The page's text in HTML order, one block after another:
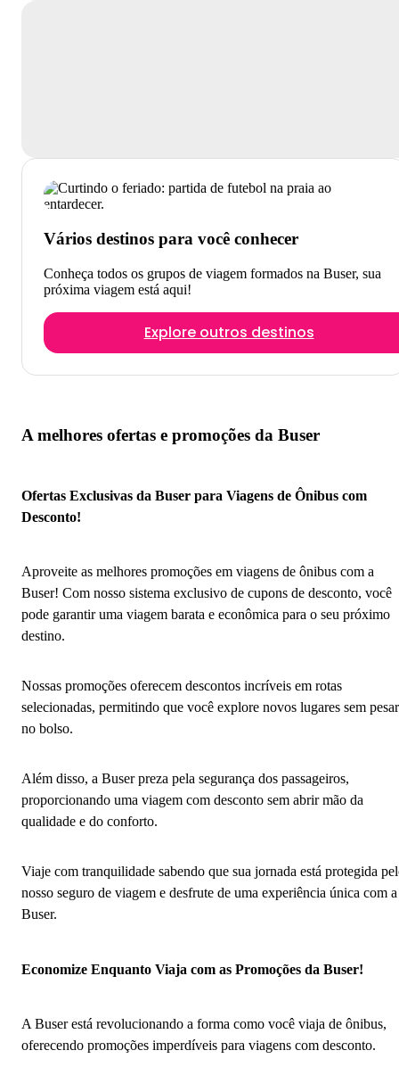
Vários destinos para você conhecer
Conheça todos os grupos de viagem formados na Buser, sua
próxima viagem está aqui!
Explore outros destinos
A melhores ofertas e promoções da Buser
Ofertas Exclusivas da Buser para Viagens de Ônibus com
Desconto!
Aproveite as melhores promoções em viagens de ônibus com a
Buser! Com nosso sistema exclusivo de cupons de desconto, você
pode garantir uma viagem barata e econômica para o seu próximo
destino.
Nossas promoções oferecem descontos incríveis em rotas
selecionadas, permitindo que você explore novos lugares sem pesar
no bolso.
Além disso, a Buser preza pela segurança dos passageiros,
proporcionando uma viagem com desconto sem abrir mão da
qualidade e do conforto.
Viaje com tranquilidade sabendo que sua jornada está protegida
nosso seguro de viagem e desfrute de uma experiência única com a
Buser.
Economize Enquanto Viaja com as Promoções da Buser!
A Buser está revolucionando a forma como você viaja de ônibus,
oferecendo promoções imperdíveis para viagens com desconto.